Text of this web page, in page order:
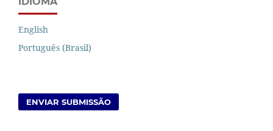
English
Português (Brasil)
ENVIAR SUBMISSÃO